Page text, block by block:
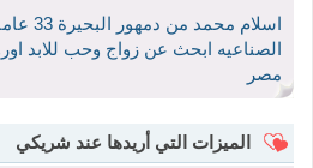
اسلام
الصناعيه ابحث عن زواج وحب للابد
مصر
الميزات التي أريدها عند شريكي